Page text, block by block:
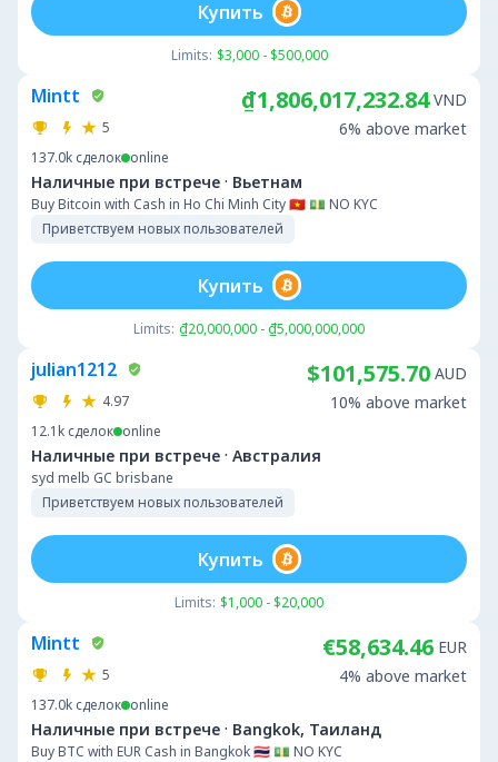
Limits: $3,000 - $500,000
Купить
Mintt
5
137.0k сделок online
Наличные при встрече · Вьетнам
Buy Bitcoin with Cash in Ho Chi Minh City 🇻🇳 💵 NO KYC
Приветствуем новых пользователей
₫1,806,017,232.84 VND
6% above market
Limits: ₫20,000,000 - ₫5,000,000,000
Купить
julian1212
4.97
12.1k сделок online
Наличные при встрече · Австралия
syd melb GC brisbane
Приветствуем новых пользователей
$101,575.70 AUD
10% above market
Limits: $1,000 - $20,000
Купить
Mintt
5
137.0k сделок online
Наличные при встрече · Bangkok, Таиланд
Buy BTC with EUR Cash in Bangkok 🇹🇭 💵 NO KYC
€58,634.46 EUR
4% above market